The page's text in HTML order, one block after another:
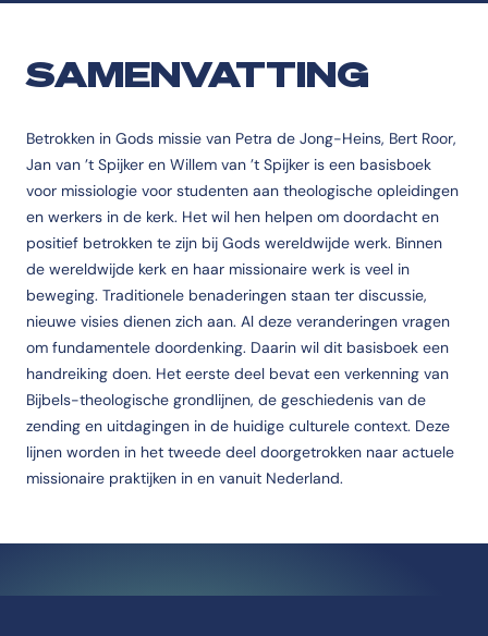
SAMENVATTING
Betrokken in Gods missie van Petra de Jong-Heins, Bert Roor,
Jan van ’t Spijker en Willem van ’t Spijker is een basisboek
voor missiologie voor studenten aan theologische opleidingen
en werkers in de kerk. Het wil hen helpen om doordacht en
positief betrokken te zijn bij Gods wereldwijde werk. Binnen
de wereldwijde kerk en haar missionaire werk is veel in
beweging. Traditionele benaderingen staan ter discussie,
nieuwe visies dienen zich aan. Al deze veranderingen vragen
om fundamentele doordenking. Daarin wil dit basisboek een
handreiking doen. Het eerste deel bevat een verkenning van
Bijbels-theologische grondlijnen, de geschiedenis van de
zending en uitdagingen in de huidige culturele context. Deze
lijnen worden in het tweede deel doorgetrokken naar actuele
missionaire praktijken in en vanuit Nederland.